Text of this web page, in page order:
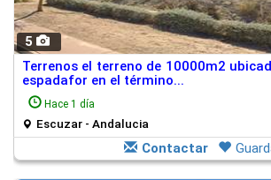
5
Terrenos el terreno de 10000m2
espadafor en el término...
Hace 1 día
Escuzar - Andalucia
Contactar